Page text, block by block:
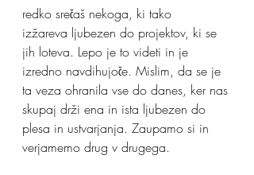
redko srečaš nekoga, ki tako
izžareva ljubezen do projektov, ki se
jih loteva. Lepo je to videti in je
izredno navdihujoče. Mislim, da se je
ta veza ohranila vse do danes, ker nas
skupaj drži ena in ista ljubezen do
plesa in ustvarjanja. Zaupamo si in
verjamemo drug v drugega.